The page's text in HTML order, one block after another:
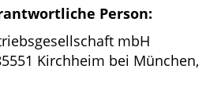
Person:
mbH
Kirchheim bei München,